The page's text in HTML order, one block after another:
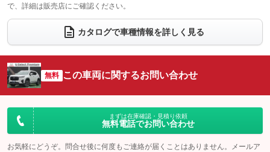
ウォークスルー
：装備なし
電動リアゲート フロントカメラ
：装備なし
：装備なし ：装備なし
サイドカメラ
：装備なし ルーフレール
：装備なし
：装備なし
：装備なし
で、詳細は販売店にご確認ください。
カタログで車種情報を詳しく見る
無料 この車両に関するお問い合わせ
まずは在庫確認・見積り依頼
無料電話でお問い合わせ
お気軽にどうぞ。問合せ後に何度もご連絡が届くことはありません。メールア